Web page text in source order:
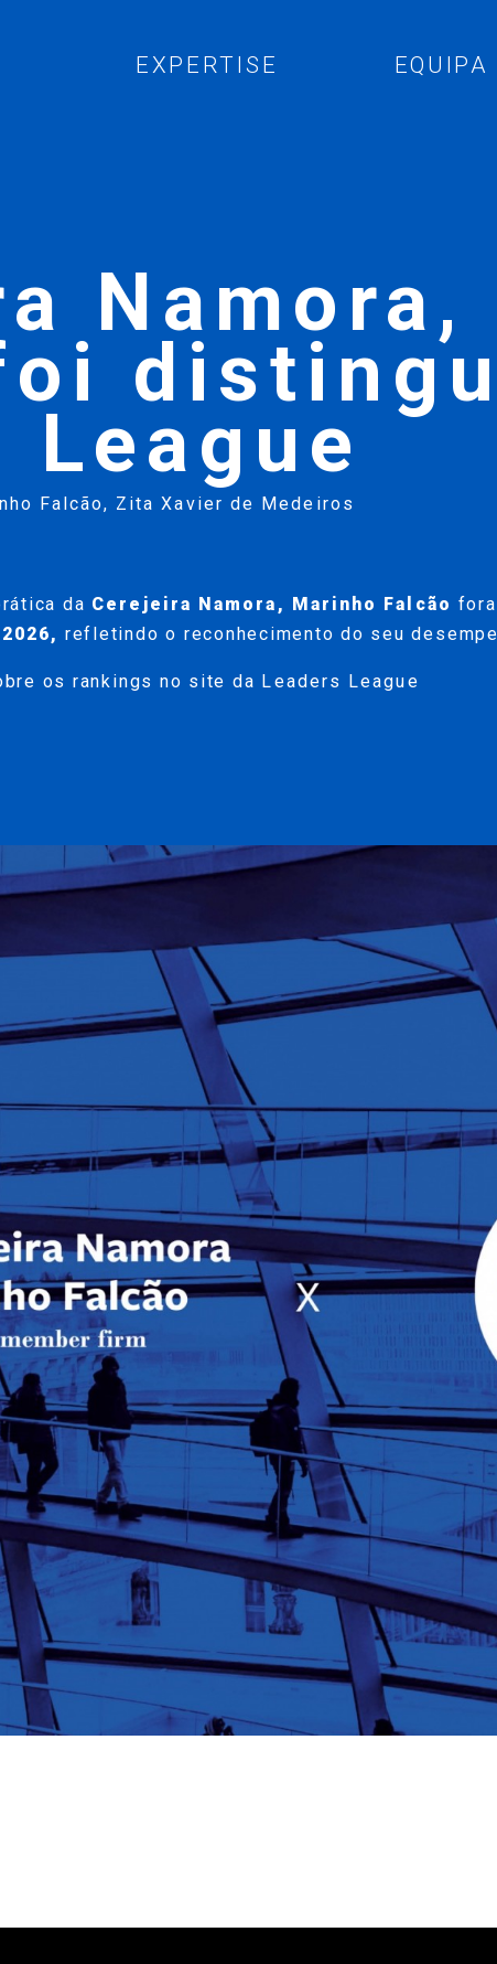
EXPERTISE EQUIPA
Namora,
League
Falcão, Zita Xavier de Medeiros
da Cerejeira Namora, Marinho Falcão
refletindo o reconhecimento do seu
os rankings no site da Leaders League